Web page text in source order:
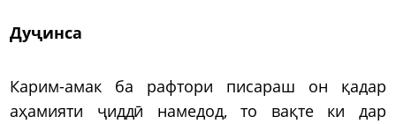
Дуҷинса
Карим-амак ба рафтори писараш он қадар
аҳамияти ҷиддӣ намедод, то вақте ки дар